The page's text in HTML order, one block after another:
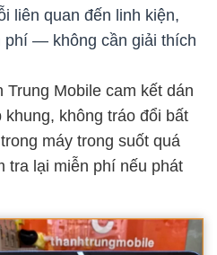
liên quan đến linh kiện,
phí — không cần giải thích
Trung Mobile cam kết dán
không tráo đổi bất
máy trong suốt quá
tra lại miễn phí nếu phát